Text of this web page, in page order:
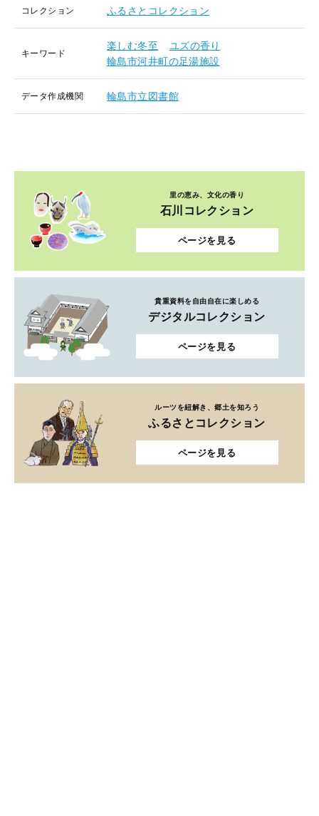
コレクション ふるさとコレクション
キーワード
楽しむ冬至
ユズの香り
輪島市河井町の足湯施設
データ作成機関 輪島市立図書館
里の恵み、文化の香り
石川コレクション
ページを見る
貴重資料を自由自在に楽しめる
デジタルコレクション
ページを見る
ルーツを紐解き、郷土を知ろう
ふるさとコレクション
ページを見る